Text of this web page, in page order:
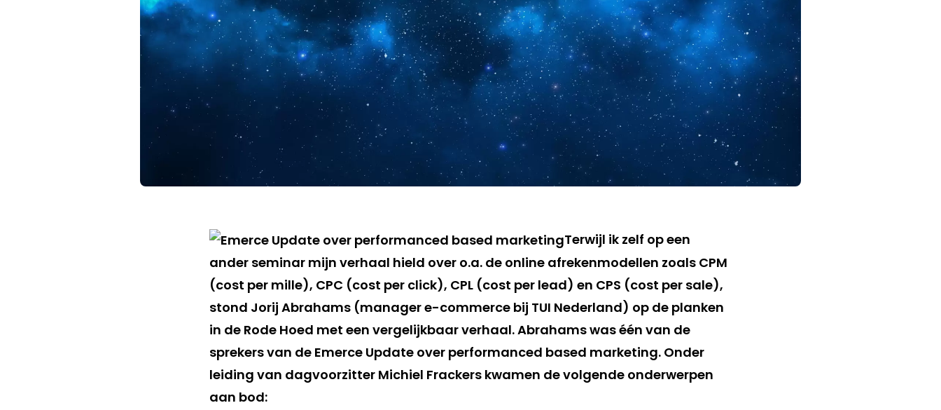
Terwijl ik zelf op een
ander seminar mijn verhaal hield over o.a. de online afrekenmodellen zoals CPM
(cost per mille), CPC (cost per click), CPL (cost per lead) en CPS (cost per sale),
stond Jorij Abrahams (manager e-commerce bij TUI Nederland) op de planken
in de Rode Hoed met een vergelijkbaar verhaal. Abrahams was één van de
sprekers van de Emerce Update over performanced based marketing. Onder
leiding van dagvoorzitter Michiel Frackers kwamen de volgende onderwerpen
aan bod: